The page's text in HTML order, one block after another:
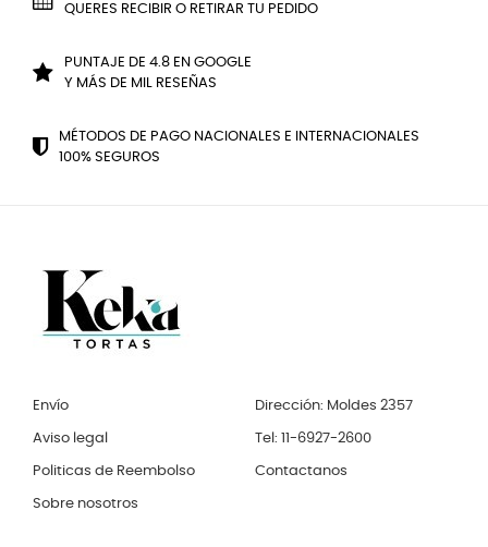
QUERES RECIBIR O RETIRAR TU PEDIDO
PUNTAJE DE 4.8 EN GOOGLE
Y MÁS DE MIL RESEÑAS
MÉTODOS DE PAGO NACIONALES E INTERNACIONALES
100% SEGUROS
Envío
Aviso legal
Politicas de Reembolso
Sobre nosotros
Dirección: Moldes 2357
Tel: 11-6927-2600
Contactanos